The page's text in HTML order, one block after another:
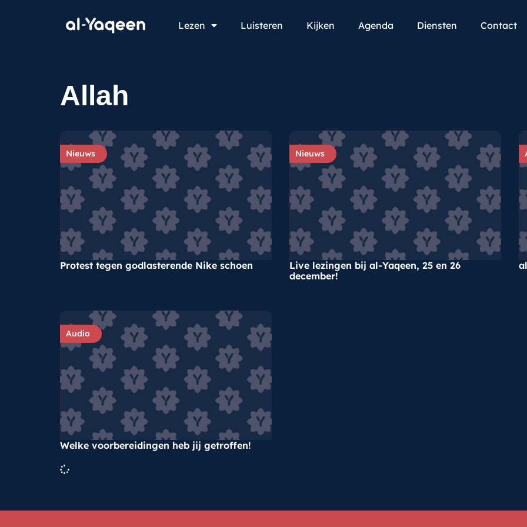
Lezen Luisteren Kijken Agenda Diensten Contact
Allah
Nieuws
Protest tegen godlasterende Nike schoen
Nieuws
Live lezingen bij al-Yaqeen, 25 en 26
december!
Audio
Welke voorbereidingen heb jij getroffen!